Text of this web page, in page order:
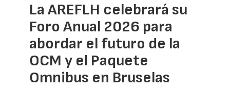
La AREFLH celebrará su
Foro Anual 2026 para
abordar el futuro de la
OCM y el Paquete
Omnibus en Bruselas